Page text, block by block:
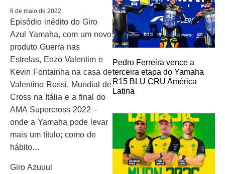
6 de maio de 2022
Episódio inédito do Giro
Azul Yamaha, com um novo
produto Guerra nas
Estrelas, Enzo Valentim e
Kevin Fontainha na casa de
Valentino Rossi, Mundial de
Cross na Itália e a final do
AMA Supercross 2022 –
onde a Yamaha pode levar
mais um título; como de
hábito…
Giro Azuuul
Pedro Ferreira vence a
terceira etapa do Yamaha
R15 BLU CRU América
Latina